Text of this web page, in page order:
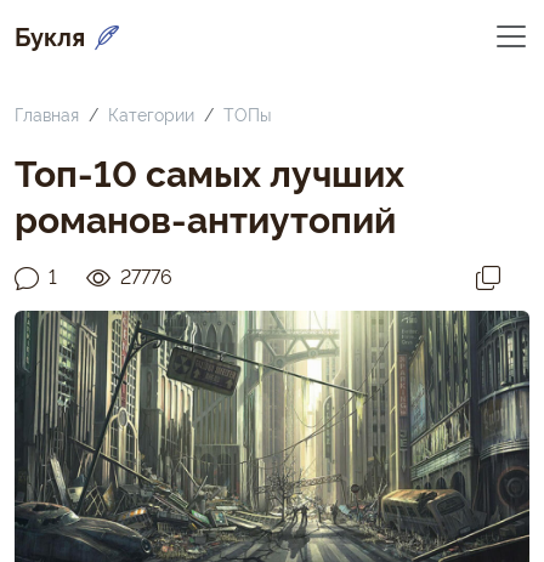
Букля
Главная Категории ТОПы
Топ-10 самых лучших
романов-антиутопий
1 27776